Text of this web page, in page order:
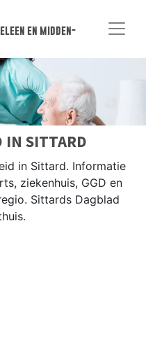
en midden-
IN SITTARD
in Sittard. Informatie
ziekenhuis, GGD en
Sittards Dagblad